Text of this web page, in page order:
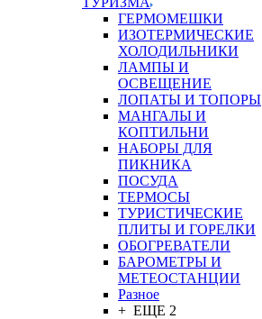
ГЕРМОМЕШКИ
ИЗОТЕРМИЧЕСКИЕ
ХОЛОДИЛЬНИКИ
ЛАМПЫ И
ОСВЕЩЕНИЕ
ЛОПАТЫ И ТОПОРЫ
МАНГАЛЫ И
КОПТИЛЬНИ
НАБОРЫ ДЛЯ
ПИКНИКА
ПОСУДА
ТЕРМОСЫ
ТУРИСТИЧЕСКИЕ
ПЛИТЫ И ГОРЕЛКИ
ОБОГРЕВАТЕЛИ
БАРОМЕТРЫ И
МЕТЕОСТАНЦИИ
Разное
+ ЕЩЕ 2